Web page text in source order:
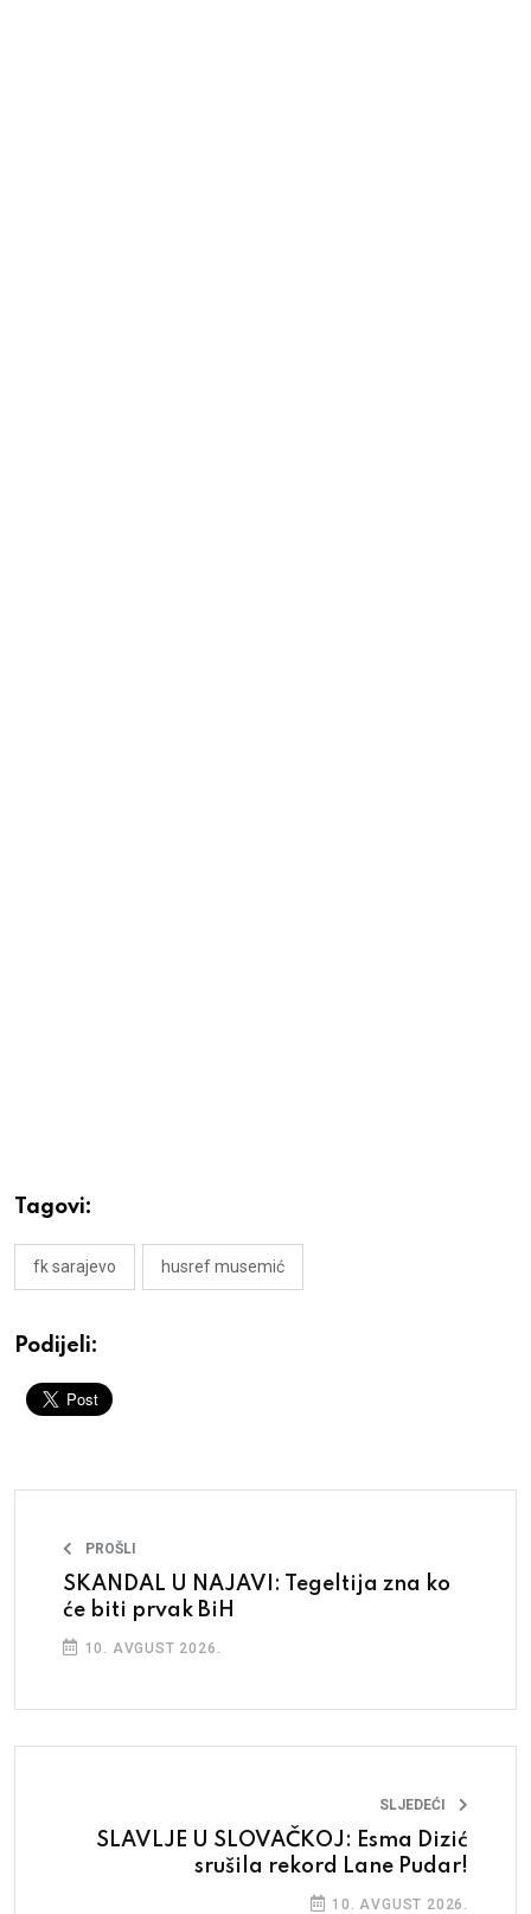
Tagovi:
fk sarajevo husref musemić
Podijeli:
PROŠLI
SKANDAL U NAJAVI: Tegeltija zna ko
će biti prvak BiH
10. AVGUST 2026.
SLJEDEĆI
SLAVLJE U SLOVAČKOJ: Esma Dizić
srušila rekord Lane Pudar!
10. AVGUST 2026.